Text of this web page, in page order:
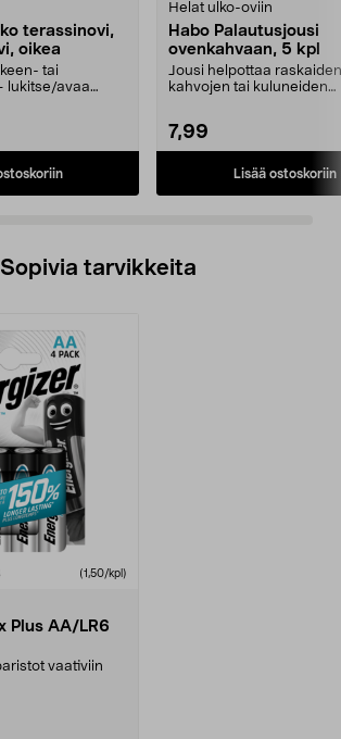
terassinovi,
oikea
tai
lukitse/avaa
Helat ulko-oviin
Habo Palautusjousi
ovenkahvaan, 5 kpl
Jousi helpottaa raskaiden
kahvojen tai kuluneiden
7,99
Lisää ostoskoriin
Sopivia tarvikkeita
(1,50/kpl)
Plus AA/LR6
vaativiin